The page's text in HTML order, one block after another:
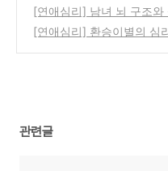
리학으로 분석한 '간접 화
[연애심리] 남녀 뇌 구조와
der Differences): 갈등 해
[연애심리] 환승이별의 심
관련글